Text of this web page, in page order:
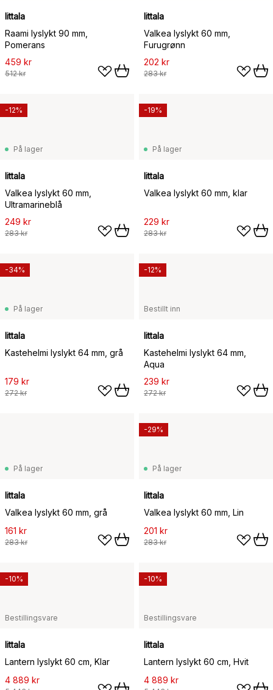
Iittala
Raami lyslykt 90 mm,
Pomerans
459 kr
512 kr
Iittala
Valkea lyslykt 60 mm,
Furugrønn
202 kr
283 kr
På lager
Iittala
Valkea lyslykt 60 mm,
Ultramarineblå
249 kr
283 kr
-12%
På lager
Iittala
Valkea lyslykt 60 mm, klar
229 kr
283 kr
-19%
På lager
Iittala
Kastehelmi lyslykt 64 mm, grå
179 kr
272 kr
-34%
Bestillt inn
Iittala
Kastehelmi lyslykt 64 mm,
Aqua
239 kr
272 kr
-12%
På lager
Iittala
Valkea lyslykt 60 mm, grå
161 kr
283 kr
På lager
Iittala
Valkea lyslykt 60 mm, Lin
201 kr
283 kr
-29%
Bestillingsvare
Iittala
Lantern lyslykt 60 cm, Klar
4 889 kr
-10%
Bestillingsvare
Iittala
Lantern lyslykt 60 cm, Hvit
4 889 kr
-10%